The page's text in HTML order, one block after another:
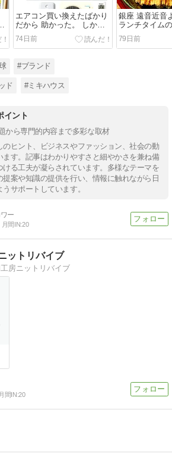
エアコン買い換えたばかり
だから 助かった。 しかし
冷えるまで時間が数十分か
かる。
74日前
銀座 遠音近音
ランチタイム
ー 広島名物【
ご紹介です!!
に作られる土
79日前
#ブランド
ド #ミキハウス
イント
から専門的内容まで多彩な取材
ヒント、ビジネスやファッション、社会の動
ます。記事はわかりやすさと細やかさを兼ね備
ける工夫が凝らされています。多様なテーマを
案や知識の提供を行い、情報に触れながら日
サポートしています。
月間IN:20
ットリバイブ
房ニットリバイブ
月間IN:20